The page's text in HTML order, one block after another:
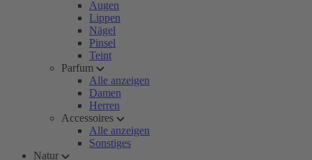
Augen
Lippen
Nägel
Pinsel
Teint
Parfum
Alle anzeigen
Damen
Herren
Accessoires
Alle anzeigen
Sonstiges
Natur